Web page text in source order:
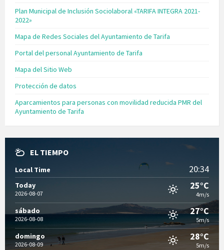
Plan Municipal de Inclusión Sociolaboral «TARIFA INTEGRA 2021-
2022»
Mapa de Redes Sociales del Ayuntamiento de Tarifa
Portal del personal Ayuntamiento de Tarifa
Mapa del Sitio Web
Protección de datos
Aparcamientos para personas con movilidad reducida PMR del
Ayuntamiento de Tarifa
EL TIEMPO
Local Time 20:34
Today
2026-08-07
25°C
4m/s
sábado
2026-08-08
27°C
5m/s
domingo
2026-08-09
28°C
5m/s